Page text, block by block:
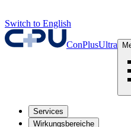
Switch to English
ConPlusUltra
Services
Wirkungsbereiche